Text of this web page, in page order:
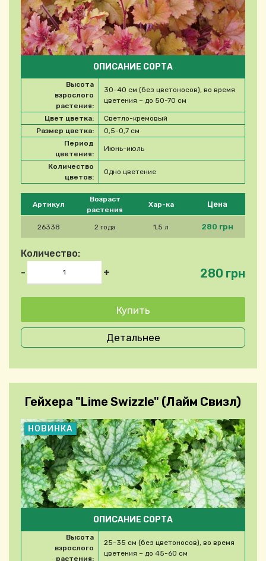
Please select product
Артикул
Возраст
растения
Хар-ка Цена
26338 2 года 1,5 л 280 грн
Количество:
-
+ 280 грн
ОПИСАНИЕ СОРТА
Высота
взрослого
растения:
30-40 см (без цветоносов), во время
цветения – до 50-70 см
Цвет цветка:
Светло-кремовый
Размер цветка:
0,5-0,7 см
Период
цветения:
Июнь-июль
Количество
цветов:
Одно цветение
Детальнее
Гейхера "Lime Swizzle" (Лайм Свизл)
НОВИНКА
ОПИСАНИЕ СОРТА
Высота
взрослого
растения:
25-35 см (без цветоносов), во время
цветения – до 45-60 см